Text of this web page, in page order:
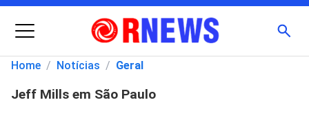
Menu
Pesquisar
Home / Notícias / Geral
Jeff Mills em São Paulo